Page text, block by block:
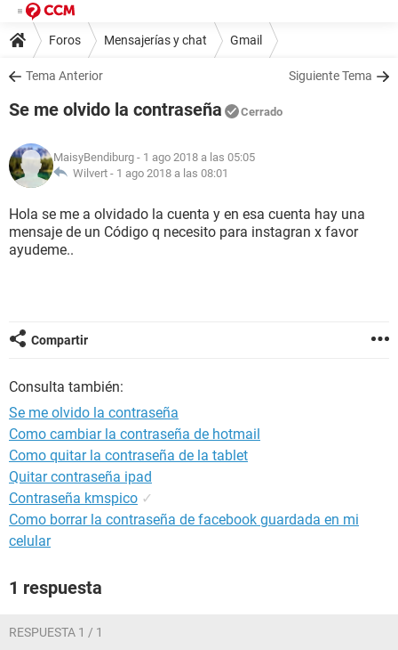
Foros Mensajerías y chat Gmail
Tema Anterior Siguiente Tema
Se me olvido la contraseña Cerrado
MaisyBendiburg - 1 ago 2018 a las 05:05
Wilvert - 1 ago 2018 a las 08:01
Hola se me a olvidado la cuenta y en esa cuenta hay una
mensaje de un Código q necesito para instagran x favor
ayudeme..
Compartir
Consulta también:
Se me olvido la contraseña
Como cambiar la contraseña de hotmail
Como quitar la contraseña de la tablet
Quitar contraseña ipad
Contraseña kmspico ✓
Como borrar la contraseña de facebook guardada en mi
celular
1 respuesta
RESPUESTA 1 / 1